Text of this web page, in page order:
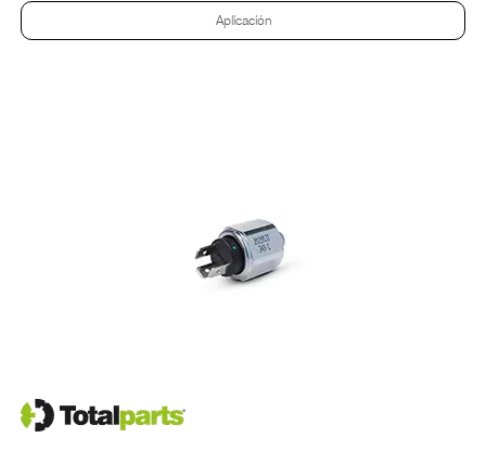
Aplicación